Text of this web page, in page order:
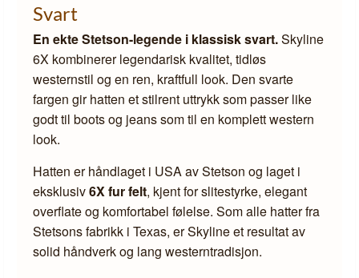
Svart
En ekte Stetson-legende i klassisk svart.Skyline
6X kombinerer legendarisk kvalitet, tidløs
westernstil og en ren, kraftfull look. Den svarte
fargen gir hatten et stilrent uttrykk som passer like
godt til boots og jeans som til en komplett western
look.
Hatten er håndlaget i USA av Stetson og laget i
eksklusiv6X fur felt, kjent for slitestyrke, elegant
overflate og komfortabel følelse. Som alle hatter fra
Stetsons fabrikk i Texas, er Skyline et resultat av
solid håndverk og lang westerntradisjon.